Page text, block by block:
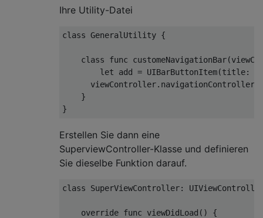
Ihre Utility-Datei
class GeneralUtility {
class func customeNavigationBar(
let add = UIBarButtonItem(title:
      viewController
. navigationController
}
}
Erstellen Sie dann eine
SuperviewController-Klasse und definieren
Sie dieselbe Funktion darauf.
class SuperViewController:
override func viewDidLoad ()
{